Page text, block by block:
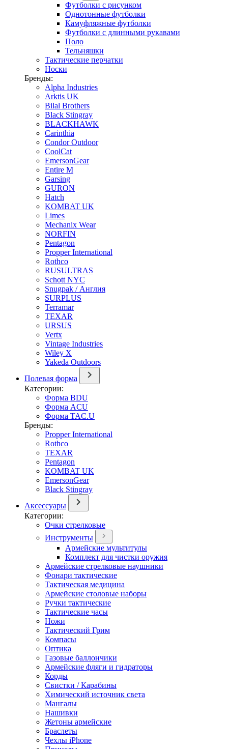
Футболки с рисунком
Однотонные футболки
Камуфляжные футболки
Футболки с длинными рукавами
Поло
Тельняшки
Тактические перчатки
Носки
Бренды:
Alpha Industries
Arktis UK
Bilal Brothers
Black Stingray
BLACKHAWK
Carinthia
Condor Outdoor
CoolCat
EmersonGear
Entire M
Garsing
GURON
Hatch
KOMBAT UK
Limes
Mechanix Wear
NORFIN
Pentagon
Propper International
Rothco
RUSULTRAS
Schott NYC
Snugpak / Англия
SURPLUS
Terramar
TEXAR
URSUS
Vertx
Vintage Industries
Wiley X
Yakeda Outdoors
Полевая форма
Категории:
Форма BDU
Форма ACU
Форма TAC.U
Бренды:
Propper International
Rothco
TEXAR
Pentagon
KOMBAT UK
EmersonGear
Black Stingray
Аксессуары
Категории:
Очки стрелковые
Инструменты
Армейские мультитулы
Комплект для чистки оружия
Армейские стрелковые наушники
Фонари тактические
Тактическая медицина
Армейские столовые наборы
Ручки тактические
Тактические часы
Ножи
Тактический Грим
Компасы
Оптика
Газовые баллончики
Армейские фляги и гидраторы
Корды
Свистки / Карабины
Химический источник света
Мангалы
Нашивки
Жетоны армейские
Браслеты
Чехлы iPhone